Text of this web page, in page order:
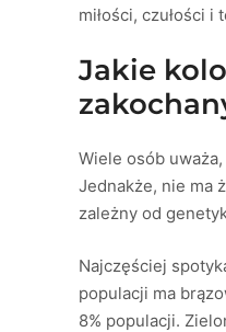
miłości, czułości
Jakie
Wiele osób
Jednakże, nie ma
zależny od
Najczęściej
populacji ma
8% populacji.